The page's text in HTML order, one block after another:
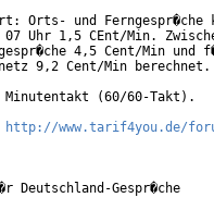
Orts- und Ferngespr�che
Uhr 1,5 CEnt/Min.
4,5 Cent/Min und
9,2 Cent/Min berechnet.
Minutentakt (60/60-Takt).
http://www.tarif4you.de/
Deutschland-Gespr�che